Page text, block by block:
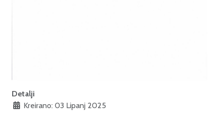
Detalji
Kreirano: 03 Lipanj 2025